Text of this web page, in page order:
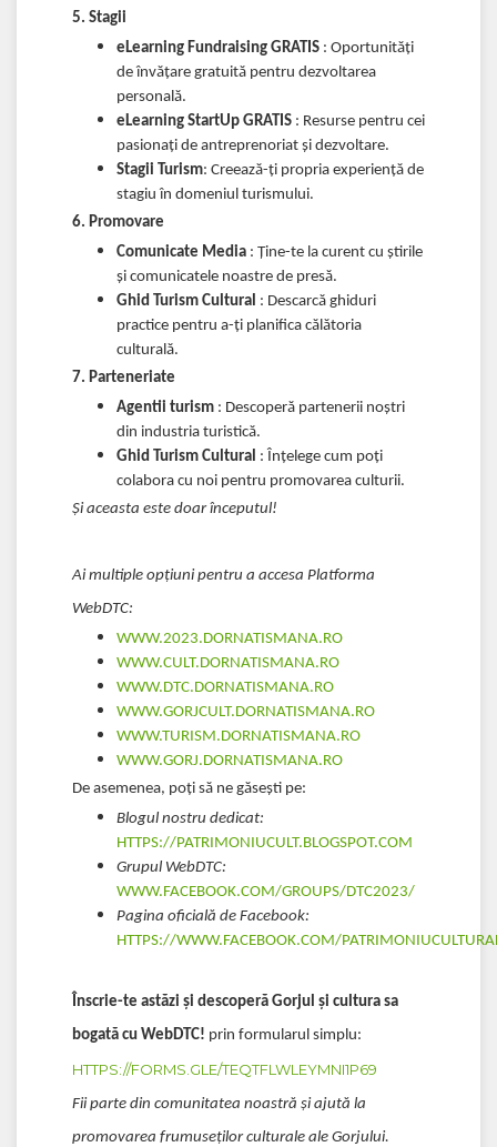
5. Stagii
eLearning Fundraising GRATIS : Oportunități
de învățare gratuită pentru dezvoltarea
personală.
eLearning StartUp GRATIS : Resurse pentru cei
pasionați de antreprenoriat și dezvoltare.
Stagii Turism: Creează-ți propria experiență de
stagiu în domeniul turismului.
6. Promovare
Comunicate Media : Ține-te la curent cu știrile
și comunicatele noastre de presă.
Ghid Turism Cultural : Descarcă ghiduri
practice pentru a-ți planifica călătoria
culturală.
7. Parteneriate
Agentii turism : Descoperă partenerii noștri
din industria turistică.
Ghid Turism Cultural : Înțelege cum poți
colabora cu noi pentru promovarea culturii.
Și aceasta este doar începutul!
Ai multiple opțiuni pentru a accesa Platforma
WebDTC:
WWW.2023.DORNATISMANA.RO
WWW.CULT.DORNATISMANA.RO
WWW.DTC.DORNATISMANA.RO
WWW.GORJCULT.DORNATISMANA.RO
WWW.TURISM.DORNATISMANA.RO
WWW.GORJ.DORNATISMANA.RO
De asemenea, poți să ne găsești pe:
Blogul nostru dedicat:
HTTPS://PATRIMONIUCULT.BLOGSPOT.COM
Grupul WebDTC:
WWW.FACEBOOK.COM/GROUPS/DTC2023/
Pagina oficială de Facebook:
HTTPS://WWW.FACEBOOK.COM/
Înscrie-te astăzi și descoperă Gorjul și cultura sa
bogată cu WebDTC! prin formularul simplu:
HTTPS://FORMS.GLE/TEQTFLWLEYMNI1P69
Fii parte din comunitatea noastră și ajută la
promovarea frumuseților culturale ale Gorjului.